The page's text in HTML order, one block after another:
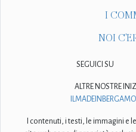
I
NOI
SEGUICI SU
ALTRE NOSTRE
ILMADEINBERGAMO
I contenuti, i testi, le immagini e